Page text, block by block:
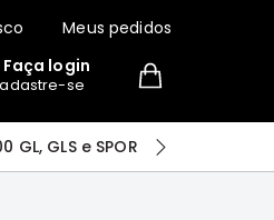
Meus pedidos
Faça login
se
GL, GLS e SPORT